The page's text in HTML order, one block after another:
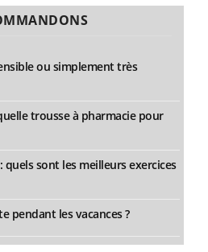
ou simplement très
trousse à pharmacie pour
sont les meilleurs exercices
pendant les vacances ?